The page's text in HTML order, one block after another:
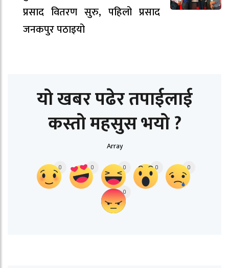
प्रसाद वितरण सुरु, पहिलो प्रसाद
जनकपुर पठाइयो
यो खबर पढेर तपाईलाई
कस्तो महसुस भयो ?
Array
0 0 0 0 0
0